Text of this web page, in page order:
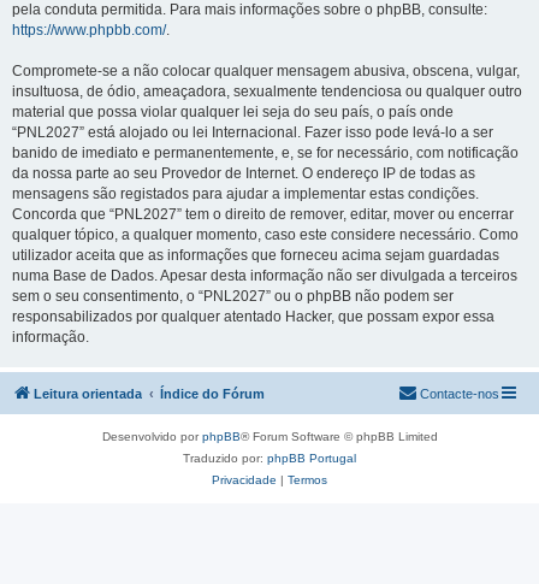
pela conduta permitida. Para mais informações sobre o phpBB, consulte:
https://www.phpbb.com/.
Compromete-se a não colocar qualquer mensagem abusiva, obscena, vulgar,
insultuosa, de ódio, ameaçadora, sexualmente tendenciosa ou qualquer outro
material que possa violar qualquer lei seja do seu país, o país onde
“PNL2027” está alojado ou lei Internacional. Fazer isso pode levá-lo a ser
banido de imediato e permanentemente, e, se for necessário, com notificação
da nossa parte ao seu Provedor de Internet. O endereço IP de todas as
mensagens são registados para ajudar a implementar estas condições.
Concorda que “PNL2027” tem o direito de remover, editar, mover ou encerrar
qualquer tópico, a qualquer momento, caso este considere necessário. Como
utilizador aceita que as informações que forneceu acima sejam guardadas
numa Base de Dados. Apesar desta informação não ser divulgada a terceiros
sem o seu consentimento, o “PNL2027” ou o phpBB não podem ser
responsabilizados por qualquer atentado Hacker, que possam expor essa
informação.
Leitura orientada Índice do Fórum Contacte-nos
Desenvolvido porphpBB® Forum Software © phpBB Limited
Traduzido por: phpBB Portugal
Privacidade | Termos